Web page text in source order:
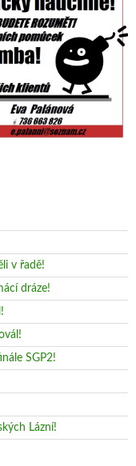
v řadě!
dráze!
SGP2!
Lázní!